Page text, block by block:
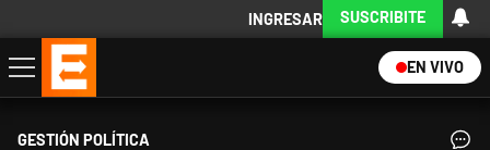
INGRESAR SUSCRIBITE
EN VIVO
Economía
Política
Internacional
Actualidad
Descargá la App
GESTIÓN POLÍTICA